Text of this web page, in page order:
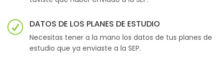
DATOS DE LOS PLANES DE ESTUDIO
Necesitas tener a la mano los datos de tus planes de
estudio que ya enviaste a la SEP.